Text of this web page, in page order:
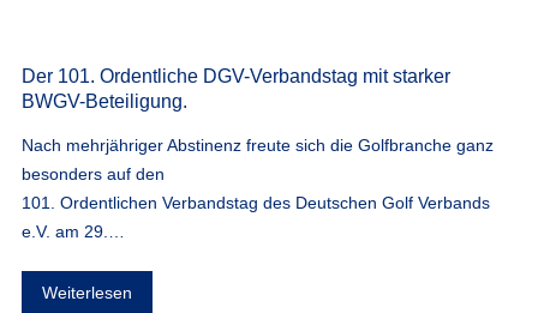
Der 101. Ordentliche DGV-Verbandstag mit starker
BWGV-Beteiligung.
Nach mehrjähriger Abstinenz freute sich die Golfbranche ganz
besonders auf den
101. Ordentlichen Verbandstag des Deutschen Golf Verbands
e.V. am 29.…
Weiterlesen